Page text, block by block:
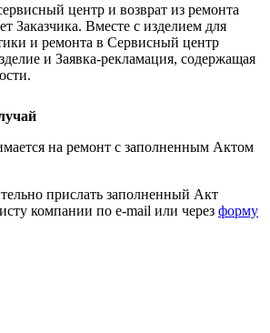
центр и возврат из ремонта
Заказчика. Вместе с изделием для
и ремонта в Сервисный центр
и Заявка-рекламация, содержащая
на ремонт с заполненным Актом
прислать заполненный Акт
компании по e-mail или через форму